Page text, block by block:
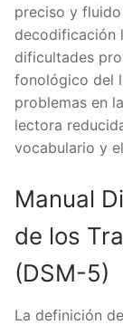
preciso y
decodificación
dificultades
fonológico del
problemas en
lectora
vocabulario y
Manual
de los
(DSM-5)
La definición